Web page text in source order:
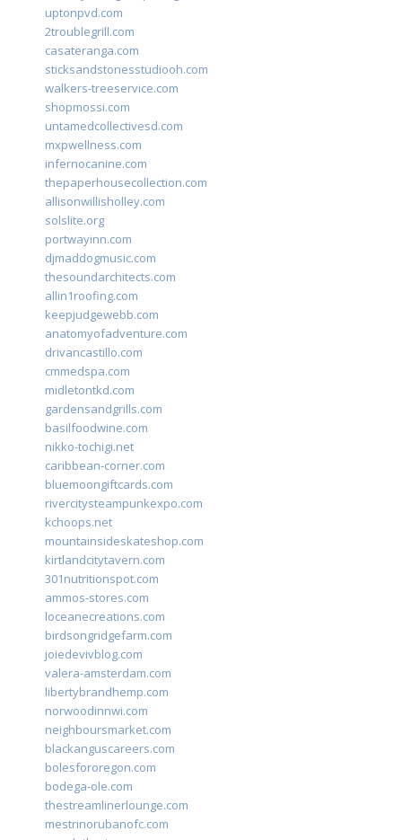
uptonpvd.com
2troublegrill.com
casateranga.com
sticksandstonesstudiooh.com
walkers-treeservice.com
shopmossi.com
untamedcollectivesd.com
mxpwellness.com
infernocanine.com
thepaperhousecollection.com
allisonwillisholley.com
solslite.org
portwayinn.com
djmaddogmusic.com
thesoundarchitects.com
allin1roofing.com
keepjudgewebb.com
anatomyofadventure.com
drivancastillo.com
cmmedspa.com
midletontkd.com
gardensandgrills.com
basilfoodwine.com
nikko-tochigi.net
caribbean-corner.com
bluemoongiftcards.com
rivercitysteampunkexpo.com
kchoops.net
mountainsideskateshop.com
kirtlandcitytavern.com
301nutritionspot.com
ammos-stores.com
loceanecreations.com
birdsongridgefarm.com
joiedevivblog.com
valera-amsterdam.com
libertybrandhemp.com
norwoodinnwi.com
neighboursmarket.com
blackanguscareers.com
bolesfororegon.com
bodega-ole.com
thestreamlinerlounge.com
mestrinorubanofc.com